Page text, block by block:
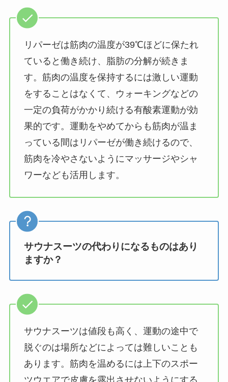
リパーゼは筋肉の温度が39℃ほどに保たれ
ていると働き続け、脂肪の分解が続きま
す。筋肉の温度を保持するには激しい運動
をすることはなくて、ウォーキングなどの
一定の負荷がかかり続ける有酸素運動が効
果的です。運動をやめてからも筋肉が温ま
っている間はリパーゼが働き続けるので、
筋肉を冷やさないようにマッサージやシャ
ワーなども活用します。
サウナスーツの代わりになるものはあり
ますか？
サウナスーツは値段も高く、運動の途中で
脱ぐのは場所などによっては難しいことも
あります。筋肉を温めるには上下のスポー